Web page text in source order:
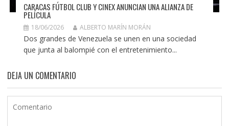
CARACAS FÚTBOL CLUB Y CINEX ANUNCIAN UNA ALIANZA DE
PELÍCULA
18/06/2026 ALBERTO MARÍN MORÁN
Dos grandes de Venezuela se unen en una sociedad
que junta al balompié con el entretenimiento...
DEJA UN COMENTARIO